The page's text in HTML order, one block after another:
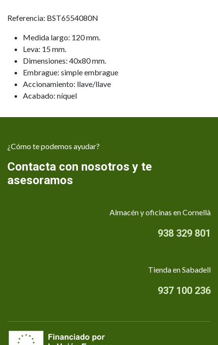
Referencia: BST6554080N
Medida largo: 120 mm.
Leva: 15 mm.
Dimensiones: 40x80 mm.
Embrague: simple embrague
Accionamiento: llave/llave
Acabado: níquel
¿Cómo te podemos ayudar?
Contacta con nosotros y te
asesoramos
Almacén y oficinas en Cornellà
938 329 801
Tienda en Sabadell
937 100 236